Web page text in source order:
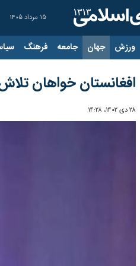
۱۵ مرداد ۱۴۰۵
ورزش جهان جامعه فرهنگ
افغانستان خواهان
۲۸ دی ۱۴۰۲، ۱۴:۲۸